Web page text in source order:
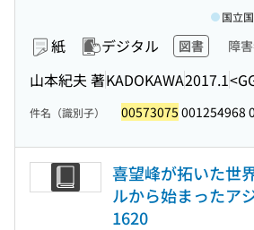
紙 デジタル 図書 障
山本紀夫 著KADOKAWA2017.1
国立
件名（識別子） 00573075 001254968
喜望峰が拓いた世
ルから始まったア
1620